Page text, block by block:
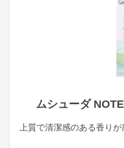
ムシューダ
上質で清潔感のある香りが